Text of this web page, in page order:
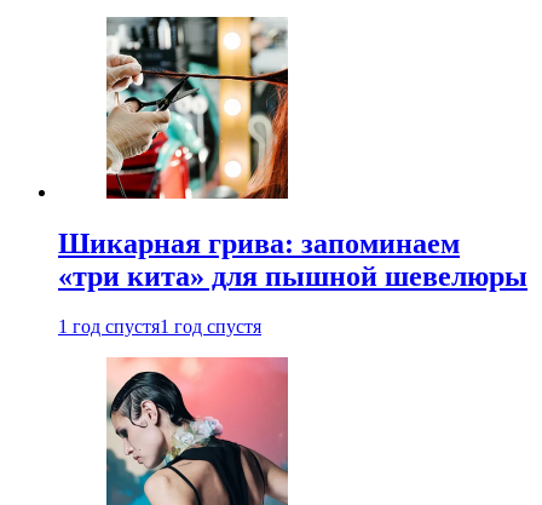
Шикарная грива: запоминаем
«три кита» для пышной шевелюры
1 год спустя1 год спустя